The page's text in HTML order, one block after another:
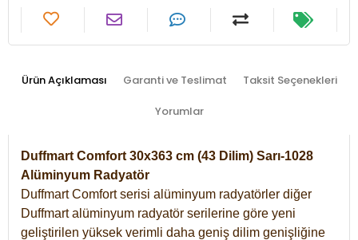
Ürün Açıklaması Garanti ve Teslimat Taksit Seçenekleri
Yorumlar
Duffmart Comfort 30x363 cm (43 Dilim) Sarı-1028
Alüminyum Radyatör
Duffmart Comfort serisi alüminyum radyatörler diğer
Duffmart alüminyum radyatör serilerine göre yeni
geliştirilen yüksek verimli daha geniş dilim genişliğine